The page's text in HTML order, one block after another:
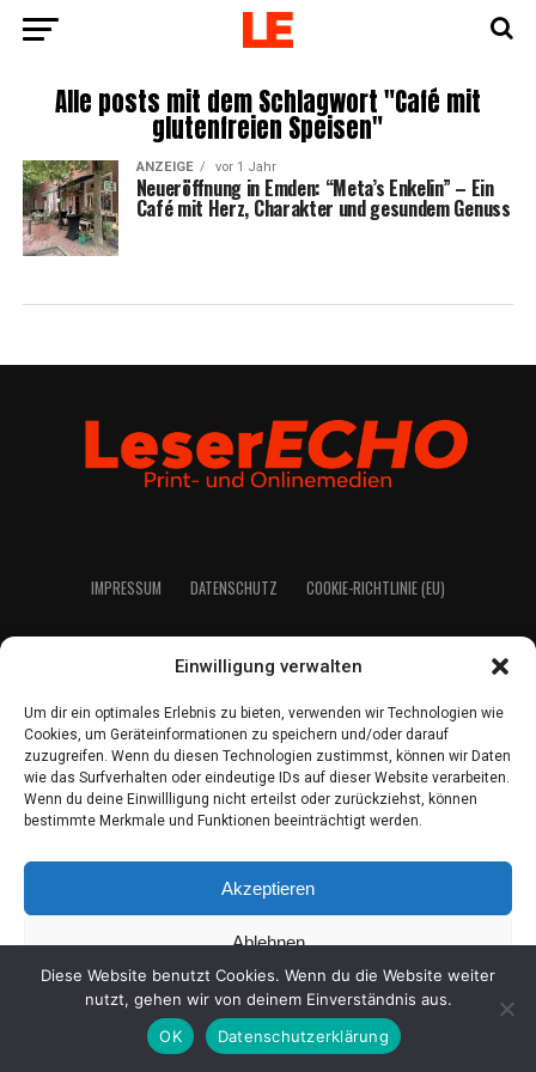
Einwilligung verwalten
Um dir ein optimales Erlebnis zu bieten, verwenden wir Technologien wie
Cookies, um Geräteinformationen zu speichern und/oder darauf
zuzugreifen. Wenn du diesen Technologien zustimmst, können wir Daten
wie das Surfverhalten oder eindeutige IDs auf dieser Website verarbeiten.
Wenn du deine Einwillligung nicht erteilst oder zurückziehst, können
bestimmte Merkmale und Funktionen beeinträchtigt werden.
Akzeptieren
Ablehnen
Einstellungen ansehen
Coo­kie-Richt­li­nieDaten­schutz Impres­sum
Alle posts mit dem Schlagwort "Café mit
glutenfreien Speisen"
ANZEIGE vor 1 Jahr
Neu­eröff­nung in Emden: “Meta’s Enke­lin” – Ein
Café mit Herz, Cha­rak­ter und gesun­dem Genuss
IMPRES­SUM DATEN­SCHUTZ COO­KIE-RICH­T­­LI­­NIE (EU)
2021 LeserEcho Verlag
Diese Website benutzt Cookies. Wenn du die Website weiter
nutzt, gehen wir von deinem Einverständnis aus.
OK
Datenschutzerklärung